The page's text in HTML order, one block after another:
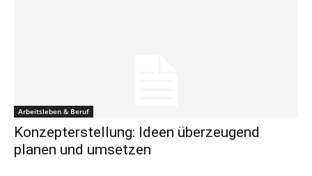
Arbeitsleben & Beruf
Konzepterstellung: Ideen überzeugend
planen und umsetzen